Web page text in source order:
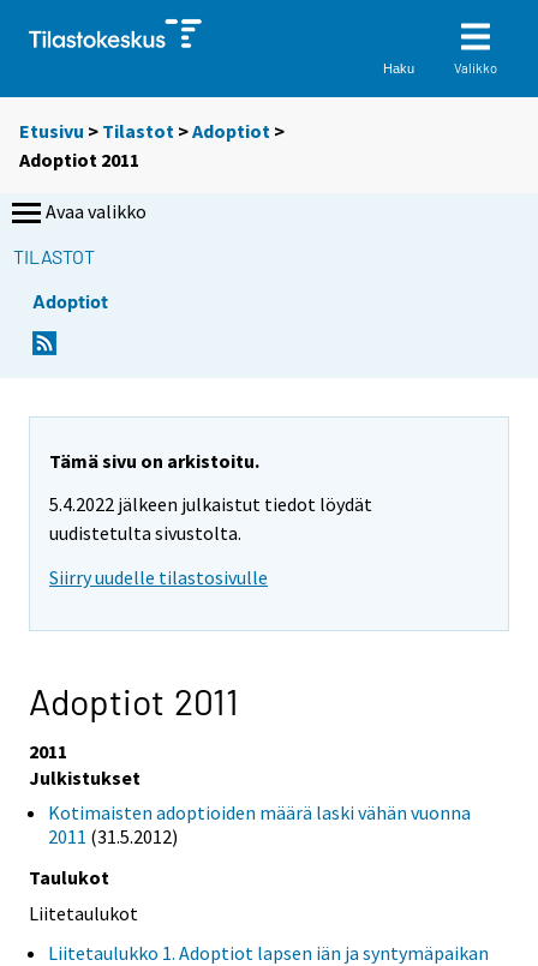
Haku Valikko
Etusivu > Tilastot >Adoptiot >
Adoptiot 2011
Avaa valikko
TILASTOT
Adoptiot
Tämä sivu on arkistoitu.
5.4.2022 jälkeen julkaistut tiedot löydät
uudistetulta sivustolta.
Siirry uudelle tilastosivulle
Adoptiot 2011
2011
Julkistukset
Kotimaisten adoptioiden määrä laski vähän vuonna
2011 (31.5.2012)
Taulukot
Liitetaulukot
Liitetaulukko 1. Adoptiot lapsen iän ja syntymäpaikan